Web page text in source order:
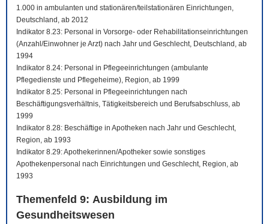
1.000 in ambulanten und stationären/teilstationären Einrichtungen,
Deutschland, ab 2012
Indikator 8.23: Personal in Vorsorge- oder Rehabilitationseinrichtungen
(Anzahl/Einwohner je Arzt) nach Jahr und Geschlecht, Deutschland, ab
1994
Indikator 8.24: Personal in Pflegeeinrichtungen (ambulante
Pflegedienste und Pflegeheime), Region, ab 1999
Indikator 8.25: Personal in Pflegeeinrichtungen nach
Beschäftigungsverhältnis, Tätigkeitsbereich und Berufsabschluss, ab
1999
Indikator 8.28: Beschäftige in Apotheken nach Jahr und Geschlecht,
Region, ab 1993
Indikator 8.29: Apothekerinnen/Apotheker sowie sonstiges
Apothekenpersonal nach Einrichtungen und Geschlecht, Region, ab
1993
Themenfeld 9: Ausbildung im
Gesundheitswesen